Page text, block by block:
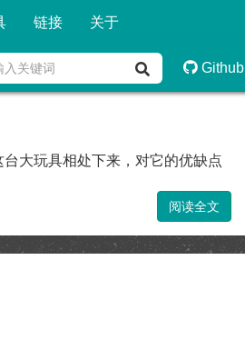
链接 关于
Github
大玩具相处下来，对它的优缺点
阅读全文